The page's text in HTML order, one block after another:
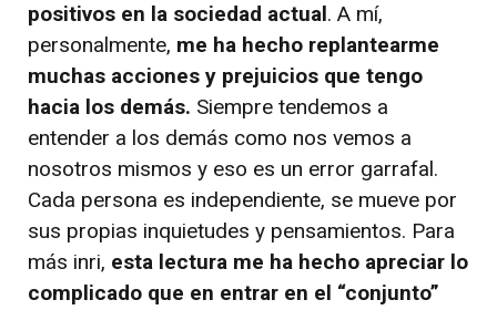
positivos en la sociedad actual. A mí,
personalmente, me ha hecho replantearme
muchas acciones y prejuicios que tengo
hacia los demás. Siempre tendemos a
entender a los demás como nos vemos a
nosotros mismos y eso es un error garrafal.
Cada persona es independiente, se mueve por
sus propias inquietudes y pensamientos. Para
más inri, esta lectura me ha hecho apreciar lo
complicado que en entrar en el “conjunto”